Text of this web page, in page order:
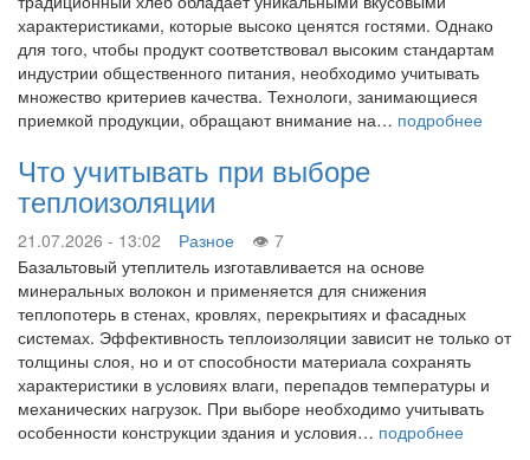
характеристиками, которые высоко ценятся гостями. Однако
для того, чтобы продукт соответствовал высоким стандартам
индустрии общественного питания, необходимо учитывать
множество критериев качества. Технологи, занимающиеся
приемкой продукции, обращают внимание на… подробнее
Что учитывать при выборе
теплоизоляции
21.07.2026 - 13:02 Разное
7
Базальтовый утеплитель изготавливается на основе
минеральных волокон и применяется для снижения
теплопотерь в стенах, кровлях, перекрытиях и фасадных
системах. Эффективность теплоизоляции зависит не только от
толщины слоя, но и от способности материала сохранять
характеристики в условиях влаги, перепадов температуры и
механических нагрузок. При выборе необходимо учитывать
особенности конструкции здания и условия… подробнее